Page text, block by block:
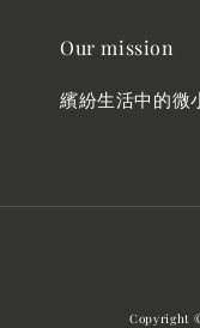
Our mission
繽紛生活中的微
Copyright